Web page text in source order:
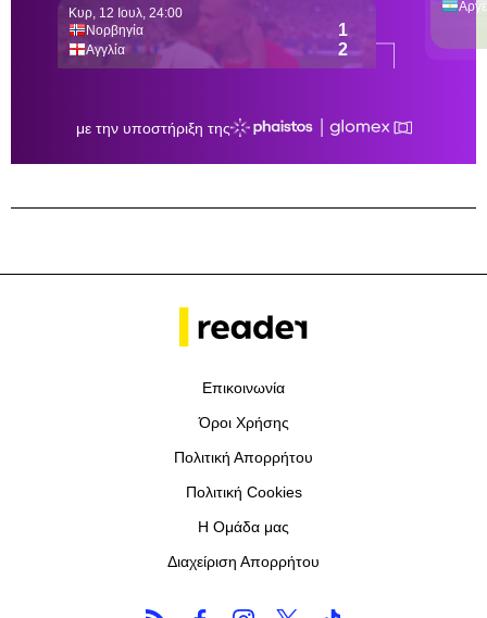
Επικοινωνία
Όροι Χρήσης
Πολιτική Απορρήτου
Πολιτική Cookies
Η Ομάδα μας
Διαχείριση Απορρήτου